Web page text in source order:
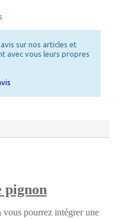
sur nos articles et
avec vous leurs propres
pignon
pourrez intégrer une